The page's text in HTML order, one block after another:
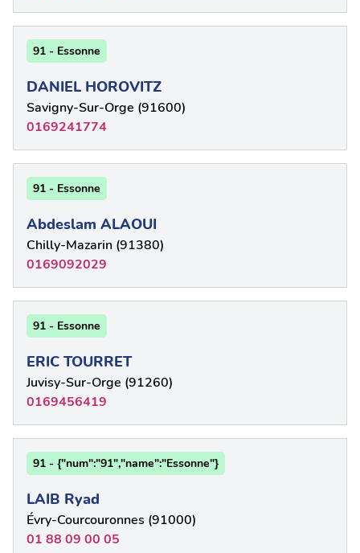
91 - Essonne
DANIEL HOROVITZ
Savigny-Sur-Orge (91600)
0169241774
91 - Essonne
Abdeslam ALAOUI
Chilly-Mazarin (91380)
0169092029
91 - Essonne
ERIC TOURRET
Juvisy-Sur-Orge (91260)
0169456419
91 - {"num":"91","name":"Essonne"}
LAIB Ryad
Évry-Courcouronnes (91000)
01 88 09 00 05